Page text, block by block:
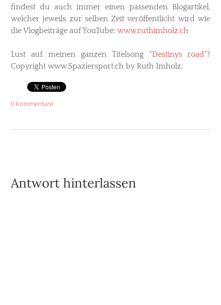
findest du auch immer einen passenden Blogartikel,
welcher jeweils zur selben Zeit veröffentlicht wird wie
die Vlogbeiträge auf YouTube: www.ruthimholz.ch
Lust auf meinen ganzenTitelsong "Destinys road"?
Copyright www.Spaziersport.ch by Ruth Imholz.
0 Kommentare
Antwort hinterlassen